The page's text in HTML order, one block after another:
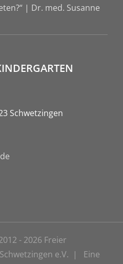
| Dr. med. Susanne
Schwetzingen
- 2026 Freier
e.V. | Eine